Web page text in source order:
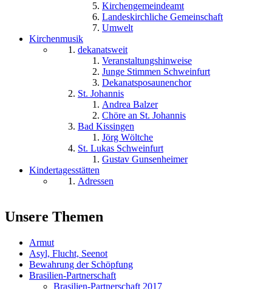
Kirchengemeindeamt
Landeskirchliche Gemeinschaft
Umwelt
Kirchenmusik
dekanatsweit
Veranstaltungshinweise
Junge Stimmen Schweinfurt
Dekanatsposaunenchor
St. Johannis
Andrea Balzer
Chöre an St. Johannis
Bad Kissingen
Jörg Wöltche
St. Lukas Schweinfurt
Gustav Gunsenheimer
Kindertagesstätten
Adressen
Unsere Themen
Armut
Asyl, Flucht, Seenot
Bewahrung der Schöpfung
Brasilien-Partnerschaft
Brasilien-Partnerschaft 2017